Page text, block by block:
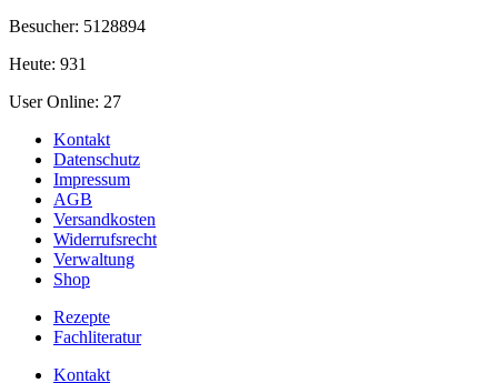
Besucher: 5128894
Heute: 931
User Online: 27
Kontakt
Datenschutz
Impressum
AGB
Versandkosten
Widerrufsrecht
Verwaltung
Shop
Rezepte
Fachliteratur
Kontakt